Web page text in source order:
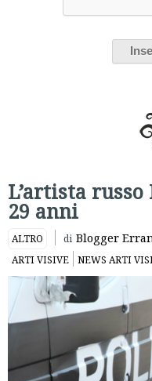
L’artista
29 anni
ALTRO di Blogger
ARTI VISIVE NEWS ARTI